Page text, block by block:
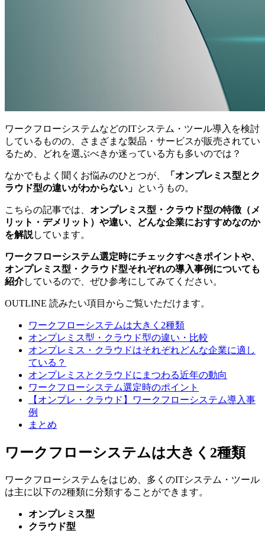
ワークフローシステムなどのITシステム・ツール導入を検討
しているものの、さまざまな製品・サービスが販売されてい
るため、どれを選ぶべきか迷っている方も多いのでは？
なかでもよく聞くお悩みのひとつが、
「オンプレミス型とク
ラウド型の違いがわからない」 というもの。
こちらの記事では、 オンプレミス型・クラウド型の特徴（メ
リット・デメリット）や違い、どんな企業におすすめなのか
を解説しています。
ワークフローシステム選定時にチェックすべきポイントや、
オンプレミス型・クラウド型それぞれの導入事例についても
紹介しているので、ぜひ参考にしてみてください。
OUTLINE 読みたい項目からご覧いただけます。
ワークフローシステムは大きく2種類
オンプレミス型・クラウド型の違い・比較
オンプレミス・クラウドはそれぞれどんな企業に適し
ている？
オンプレミスとクラウドにまつわる近年の動向
ワークフローシステム選定時のポイント
【オンプレ・クラウド】ワークフローシステム導入事
例
まとめ
ワークフローシステムは大きく2種類
ワークフローシステムをはじめ、多くのITシステム・ツール
は主に以下の2種類に分類することができます。
オンプレミス型
クラウド型